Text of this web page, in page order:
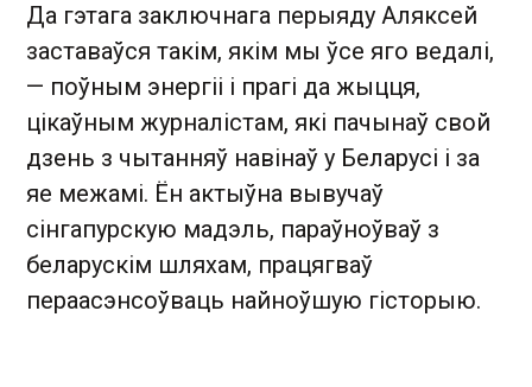
Да гэтага заключнага перыяду Аляксей
заставаўся такім, якім мы ўсе яго ведалі,
— поўным энергіі і прагі да жыцця,
цікаўным журналістам, які пачынаў свой
дзень з чытанняў навінаў у Беларусі і за
яе межамі. Ён актыўна вывучаў
сінгапурскую мадэль, параўноўваў з
беларускім шляхам, працягваў
пераасэнсоўваць найноўшую гісторыю.